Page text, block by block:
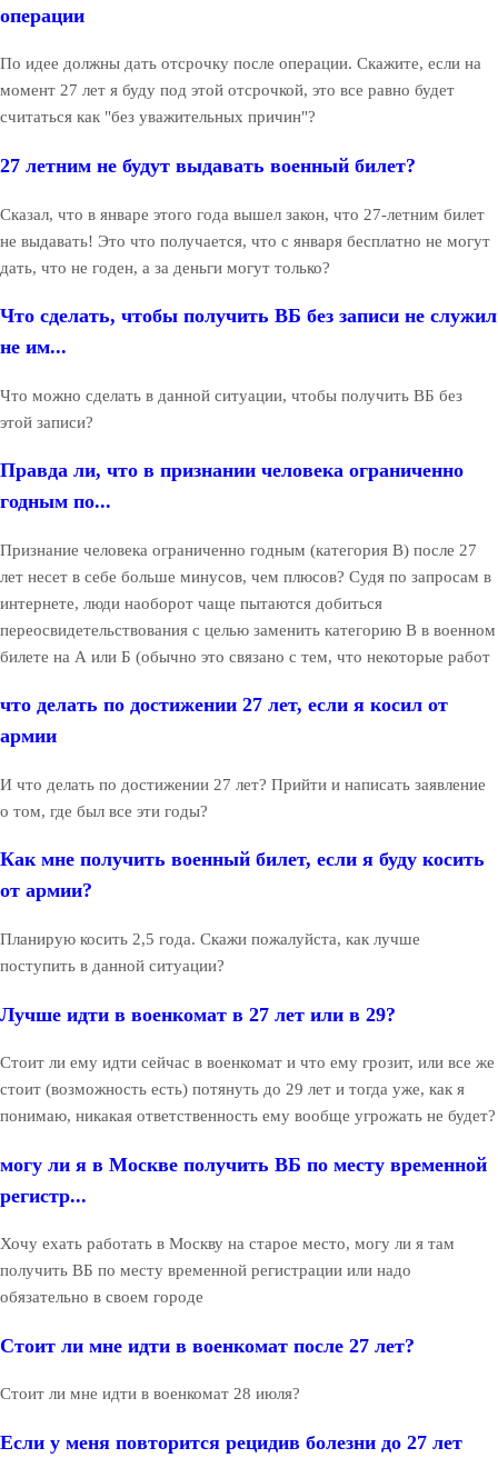
операции
По идее должны дать отсрочку после операции. Скажите, если на
момент 27 лет я буду под этой отсрочкой, это все равно будет
считаться как "без уважительных причин"?
27 летним не будут выдавать военный билет?
Сказал, что в январе этого года вышел закон, что 27-летним билет
не выдавать! Это что получается, что с января бесплатно не могут
дать, что не годен, а за деньги могут только?
Что сделать, чтобы получить ВБ без записи не служил
не им...
Что можно сделать в данной ситуации, чтобы получить ВБ без
этой записи?
Правда ли, что в признании человека ограниченно
годным по...
Признание человека ограниченно годным (категория В) после 27
лет несет в себе больше минусов, чем плюсов? Судя по запросам в
интернете, люди наоборот чаще пытаются добиться
переосвидетельствования с целью заменить категорию В в военном
билете на А или Б (обычно это связано с тем, что некоторые работ
что делать по достижении 27 лет, если я косил от
армии
И что делать по достижении 27 лет? Прийти и написать заявление
о том, где был все эти годы?
Как мне получить военный билет, если я буду косить
от армии?
Планирую косить 2,5 года. Скажи пожалуйста, как лучше
поступить в данной ситуации?
Лучше идти в военкомат в 27 лет или в 29?
Стоит ли ему идти сейчас в военкомат и что ему грозит, или все же
стоит (возможность есть) потянуть до 29 лет и тогда уже, как я
понимаю, никакая ответственность ему вообще угрожать не будет?
могу ли я в Москве получить ВБ по месту временной
регистр...
Хочу ехать работать в Москву на старое место, могу ли я там
получить ВБ по месту временной регистрации или надо
обязательно в своем городе
Стоит ли мне идти в военкомат после 27 лет?
Стоит ли мне идти в военкомат 28 июля?
Если у меня повторится рецидив болезни до 27 лет